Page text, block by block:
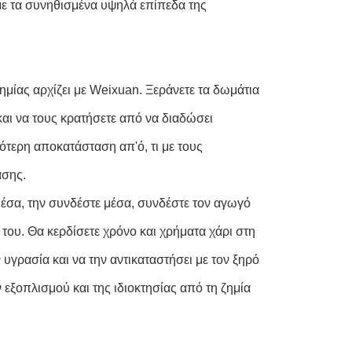
τα συνηθισμένα υψηλά επίπεδα της
αρχίζει με Weixuan. Ξεράνετε τα δωμάτια
να τους κρατήσετε από να διαδώσει
αποκατάσταση απ'ό, τι με τους
την συνδέστε μέσα, συνδέστε τον αγωγό
Θα κερδίσετε χρόνο και χρήματα χάρι στη
και να την αντικαταστήσει με τον ξηρό
και της ιδιοκτησίας από τη ζημία